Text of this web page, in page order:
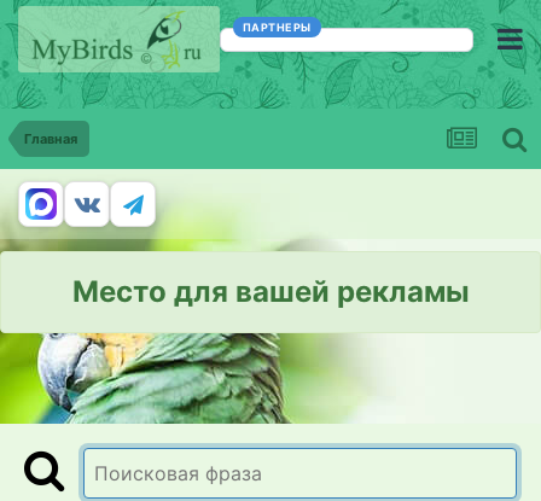
ПАРТНЕРЫ
Главная
Место для вашей рекламы